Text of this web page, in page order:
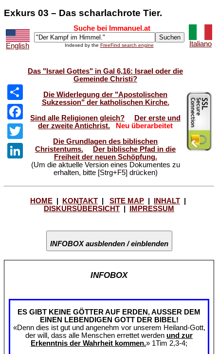
Exkurs 03 – Das scharlachrote Tier.
English
Suche bei Immanuel.at
Indexed by the FreeFind search engine Italiano
Share
Facebook
Twitter
LinkedIn
Das "Israel Gottes" in Gal 6,16: Israel oder die
Gemeinde Christi?
Die Widerlegung der "Apostolischen
Sukzession" der katholischen Kirche.
Sind alle Religionen gleich?
Der erste und
der zweite Antichrist.
Neu überarbeitet
Die Grundlagen des biblischen
Christentums.
Der biblische Pfad in die
Freiheit der neuen Schöpfung.
(Um die aktuelle Version eines Dokumentes zu
erhalten, bitte [Strg+F5] drücken)
HOME KONTAKT SITE MAP INHALT
DISKURSÜBERSICHT
IMPRESSUM
INFOBOX ausblenden / einblenden
INFOBOX
ES GIBT KEINE GÖTTER AUF ERDEN, AUSSER DEM
EINEN LEBENDIGEN GOTT DER BIBEL!
«Denn dies ist gut und angenehm vor unserem Heiland-Gott,
der will, dass alle Menschen errettet werden und zur
Erkenntnis der Wahrheit kommen.» 1Tim 2,3-4;